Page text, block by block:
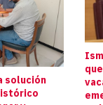
solución